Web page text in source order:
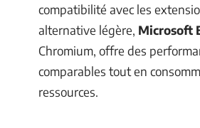
compatibilité avec les
alternative légère, Microsoft
Chromium, offre des
comparables tout en
ressources.